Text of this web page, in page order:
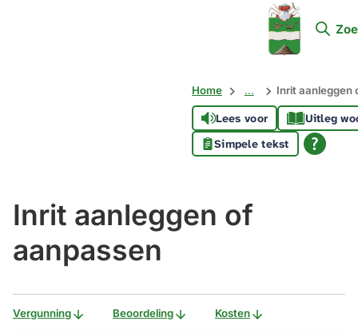
Mijn
Soest
Home ... Inrit aanleggen
Lees voor
Uitleg
Simpele tekst
Inrit aanleggen of
aanpassen
Vergunning Beoordeling Kosten